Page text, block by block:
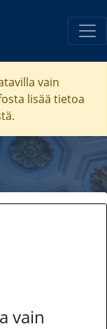
vain
lisää tietoa
vain